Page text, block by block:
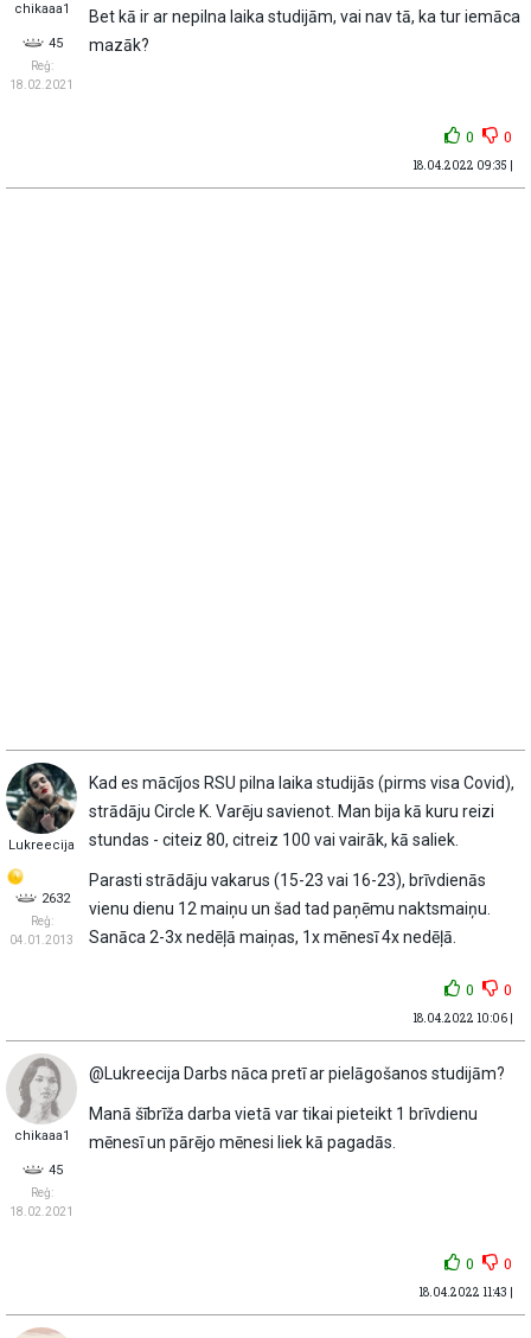
chikaaa1
45
Reģ:
18.02.2021
Bet kā ir ar nepilna laika studijām, vai nav tā, ka tur iemāca
mazāk?
0 0
18.04.2022 09:35 |
Lukreecija
2632
Reģ:
04.01.2013
Kad es mācījos RSU pilna laika studijās (pirms visa Covid),
strādāju Circle K. Varēju savienot. Man bija kā kuru reizi
stundas - citeiz 80, citreiz 100 vai vairāk, kā saliek.
Parasti strādāju vakarus (15-23 vai 16-23), brīvdienās
vienu dienu 12 maiņu un šad tad paņēmu naktsmaiņu.
Sanāca 2-3x nedēļā maiņas, 1x mēnesī 4x nedēļā.
0 0
18.04.2022 10:06 |
chikaaa1
45
Reģ:
18.02.2021
@Lukreecija Darbs nāca pretī ar pielāgošanos studijām?
Manā šībrīža darba vietā var tikai pieteikt 1 brīvdienu
mēnesī un pārējo mēnesi liek kā pagadās.
0 0
18.04.2022 11:43 |